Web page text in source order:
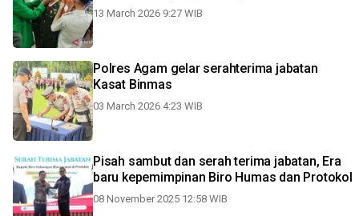
13 March 2026 9:27 WIB
Polres Agam gelar serahterima jabatan
Kasat Binmas
03 March 2026 4:23 WIB
Pisah sambut dan serah terima jabatan, Era
baru kepemimpinan Biro Humas dan Protokol
08 November 2025 12:58 WIB